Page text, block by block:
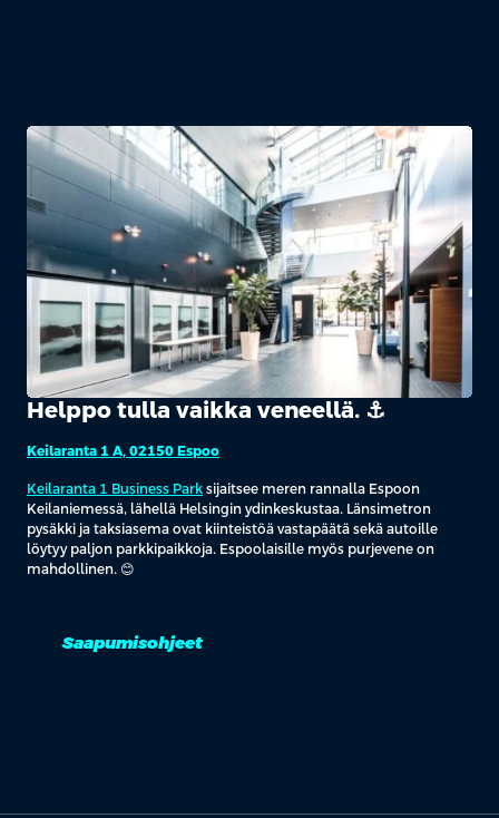
Helppo tulla vaikka veneellä. ⚓️
Keilaranta 1 A, 02150 Espoo
Keilaranta 1 Business Park sijaitsee meren rannalla Espoon
Keilaniemessä, lähellä Helsingin ydinkeskustaa. Länsimetron
pysäkki ja taksiasema ovat kiinteistöä vastapäätä sekä autoille
löytyy paljon parkkipaikkoja. Espoolaisille myös purjevene on
mahdollinen. 😊
Saapumisohjeet